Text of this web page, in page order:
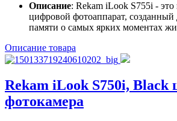
Описание: Rekam iLook S755i -
цифровой фотоаппарат, созданный
памяти о самых ярких моментах
Описание товара
Rekam iLook S750i, Black
фотокамера